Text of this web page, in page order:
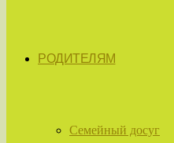
РОДИТЕЛЯМ
Семейный досуг